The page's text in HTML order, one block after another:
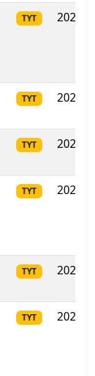
TYT 2025
TYT 2025
TYT 2025
TYT 2025
TYT 2025
TYT 2025